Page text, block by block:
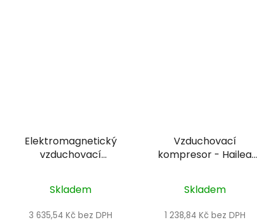
Elektromagnetický
vzduchovací
Skladem
3 635,54 Kč bez DPH
Vzduchovací
kompresor - Hailea
Skladem
1 238,84 Kč bez DPH